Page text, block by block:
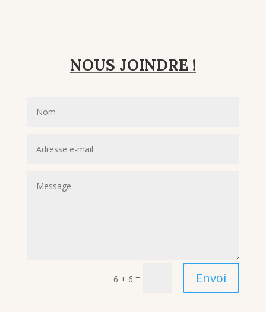
NOUS JOINDRE !
6 + 6 = Envoi